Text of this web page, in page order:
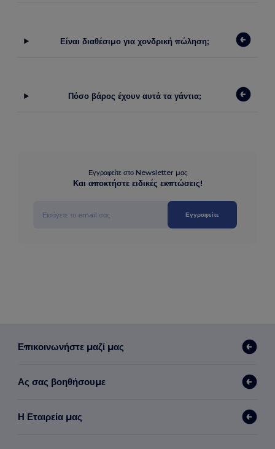
Είναι διαθέσιμο για χονδρική πώληση;
Πόσο βάρος έχουν αυτά τα γάντια;
Εγγραφείτε στο Newsletter μας
Και αποκτήστε ειδικές εκπτώσεις!
Εγγραφείτε
Επικοινωνήστε μαζί μας
Ας σας βοηθήσουμε
Η Εταιρεία μας